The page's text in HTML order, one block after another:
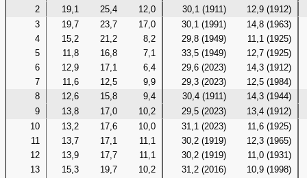
2
19,1 25,4 12,0 30,1 (1911)
12,9 (1912)
3
19,7 23,7 17,0 30,1 (1991)
14,8 (1963)
4
15,2 21,2 8,2 29,8 (1949)
11,1 (1925)
5
11,8 16,8 7,1 33,5 (1949)
12,7 (1925)
6
12,9 17,1 6,4 29,6 (2023)
14,3 (1912)
7
11,6 12,5 9,9 29,3 (2023)
12,5 (1984)
8
12,6 15,8 9,4 30,4 (1911)
14,3 (1944)
9
13,8 17,0 10,2 29,5 (2023)
13,4 (1912)
10
13,2 17,6 10,0 31,1 (2023)
11,6 (1925)
11
13,7 17,1 11,1 30,2 (1919)
12,3 (1965)
12
13,9 17,7 11,1 30,2 (1919)
11,0 (1931)
13
15,3 19,7 10,2 31,2 (2016)
10,9 (1998)